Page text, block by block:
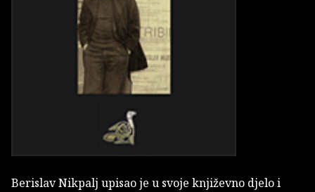
Berislav Nikpalj upisao je u svoje književno djelo i